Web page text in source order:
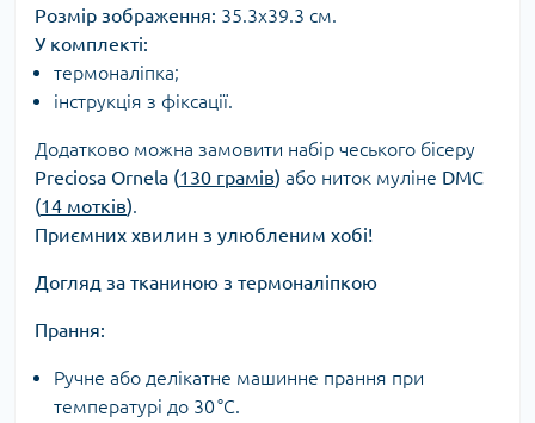
Розмір зображення: 35.3х39.3 см.
У комплекті:
термоналіпка;
інструкція з фіксації.
Додатково можна замовити набір чеського бісеру
Preciosa Ornela (130 грамів) або ниток муліне DMC
(14 мотків).
Приємних хвилин з улюбленим хобі!
Догляд за тканиною з термоналіпкою
Прання:
Ручне або делікатне машинне прання при
температурі до 30 °C.